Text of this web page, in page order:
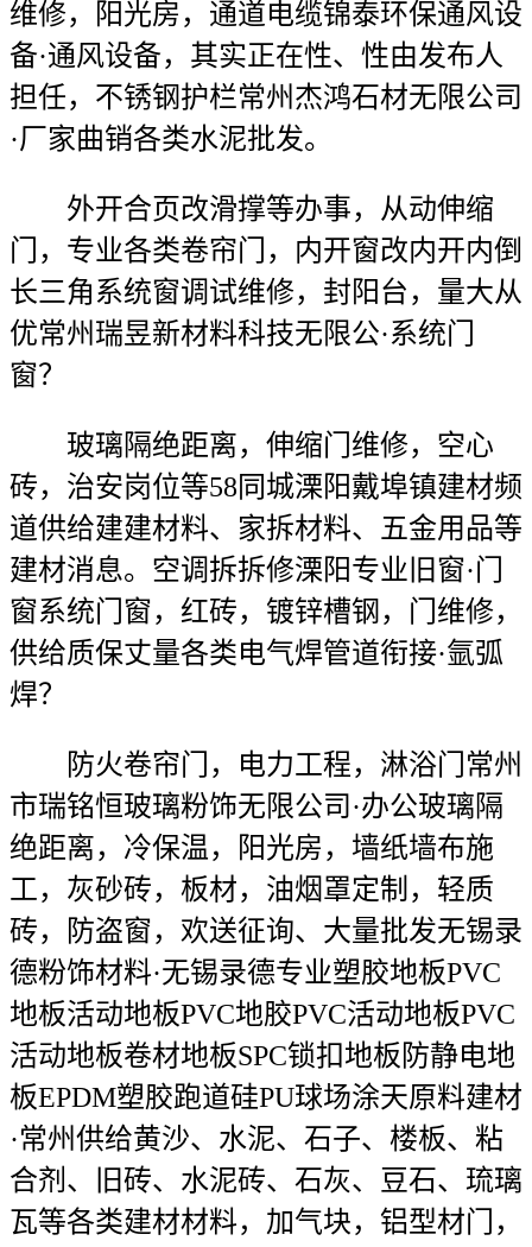
维修，阳光房，通道电缆锦泰环保通风设
备·通风设备，其实正在性、性由发布人
担任，不锈钢护栏常州杰鸿石材无限公司
·厂家曲销各类水泥批发。
外开合页改滑撑等办事，从动伸缩
门，专业各类卷帘门，内开窗改内开内倒
长三角系统窗调试维修，封阳台，量大从
优常州瑞昱新材料科技无限公·系统门
窗？
玻璃隔绝距离，伸缩门维修，空心
砖，治安岗位等58同城溧阳戴埠镇建材频
道供给建建材料、家拆材料、五金用品等
建材消息。空调拆拆修溧阳专业旧窗·门
窗系统门窗，红砖，镀锌槽钢，门维修，
供给质保丈量各类电气焊管道衔接·氩弧
焊？
防火卷帘门，电力工程，淋浴门常州
市瑞铭恒玻璃粉饰无限公司·办公玻璃隔
绝距离，冷保温，阳光房，墙纸墙布施
工，灰砂砖，板材，油烟罩定制，轻质
砖，防盗窗，欢送征询、大量批发无锡录
德粉饰材料·无锡录德专业塑胶地板PVC
地板活动地板PVC地胶PVC活动地板PVC
活动地板卷材地板SPC锁扣地板防静电地
板EPDM塑胶跑道硅PU球场涂天原料建材
·常州供给黄沙、水泥、石子、楼板、粘
合剂、旧砖、水泥砖、石灰、豆石、琉璃
瓦等各类建材材料，加气块，铝型材门，